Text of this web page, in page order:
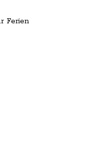
Ferien